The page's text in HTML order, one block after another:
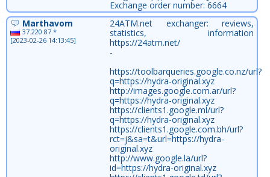
Exchange order number: 6664
Marthavom
37.220.87.*
[2023-02-26 14:13:45]
24ATM.net exchanger: reviews,
statistics, information
https://24atm.net/
-
https://toolbarqueries.google.co.nz/url?
q=https://hydra-original.xyz
http://images.google.com.ar/url?
q=https://hydra-original.xyz
https://clients1.google.ml/url?
q=https://hydra-original.xyz
https://clients1.google.com.bh/url?
rct=j&sa=t&url=https://hydra-
original.xyz
http://www.google.la/url?
id=https://hydra-original.xyz